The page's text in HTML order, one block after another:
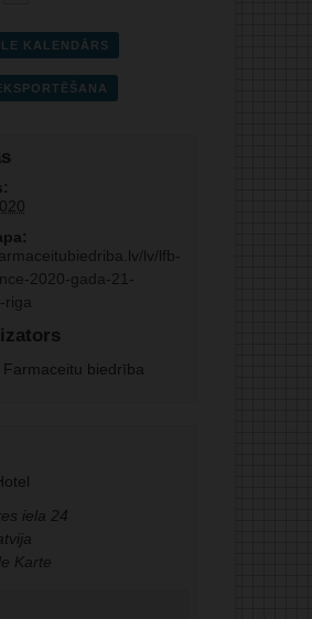
KALENDĀRS
lv/lfb-
2020-gada-21-
riga
Farmaceitu biedrība
iela 24
Karte